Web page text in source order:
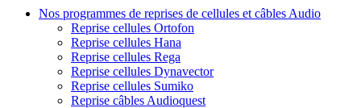
Nos programmes de reprises de cellules et câbles Audio
Reprise cellules Ortofon
Reprise cellules Hana
Reprise cellules Rega
Reprise cellules Dynavector
Reprise cellules Sumiko
Reprise câbles Audioquest